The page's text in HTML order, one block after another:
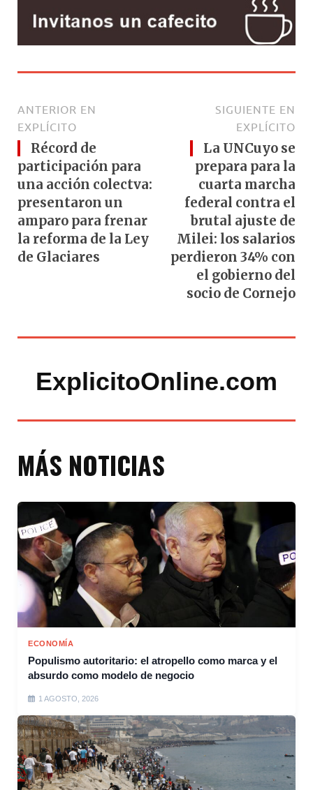
ANTERIOR EN
EXPLÍCITO
Récord de
participación para
una acción colectva:
presentaron un
amparo para frenar
la reforma de la Ley
de Glaciares
SIGUIENTE EN
EXPLÍCITO
La UNCuyo se
prepara para la
cuarta marcha
federal contra el
brutal ajuste de
Milei: los salarios
perdieron 34% con
el gobierno del
socio de Cornejo
ExplicitoOnline.com
MÁS NOTICIAS
ECONOMÍA
Populismo autoritario: el atropello como marca y el
absurdo como modelo de negocio
1 AGOSTO, 2026